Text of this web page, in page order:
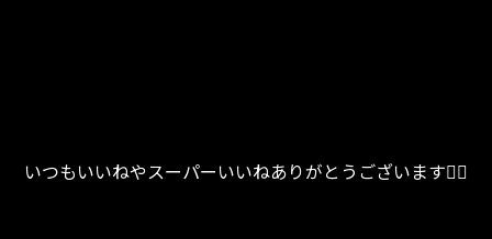
いつもいいねやスーパーいいねありがとうございます🧏‍♀️